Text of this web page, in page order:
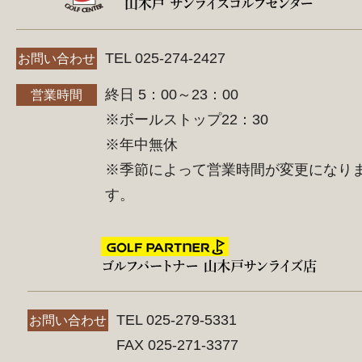
お問い合わせ TEL 025-274-2427
営業時間
終日 5：00～23：00
※ボールストップ22：30
※年中無休
※季節によって営業時間が変更になり
す。
お問い合わせ
TEL 025-279-5331
FAX 025-271-3377